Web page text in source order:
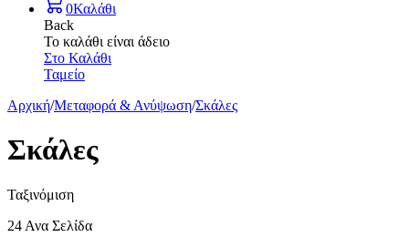
0Καλάθι
Back
Το καλάθι είναι άδειο
Στο Καλάθι
Ταμείο
Αρχική/Μεταφορά & Ανύψωση/Σκάλες
Σκάλες
Ταξινόμιση
24 Ανα Σελίδα